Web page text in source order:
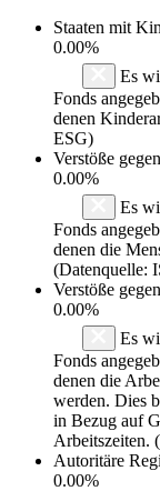
Staaten mit
0.00%
Es
Fonds
denen
ESG)
Verstöße
0.00%
Es
Fonds
denen die
(Datenquelle:
Verstöße
0.00%
Es
Fonds
denen die
werden. Dies
in Bezug auf
Arbeitszeiten.
Autoritäre
0.00%